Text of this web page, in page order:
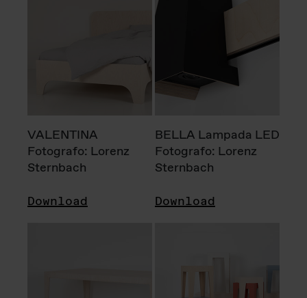
VALENTINA
Fotografo: Lorenz
Sternbach
Download
BELLA Lampada LED
Fotografo: Lorenz
Sternbach
Download